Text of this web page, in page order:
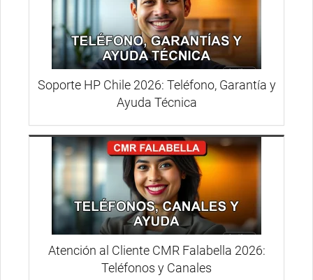
Soporte HP Chile 2026: Teléfono, Garantía y
Ayuda Técnica
Atención al Cliente CMR Falabella 2026:
Teléfonos y Canales